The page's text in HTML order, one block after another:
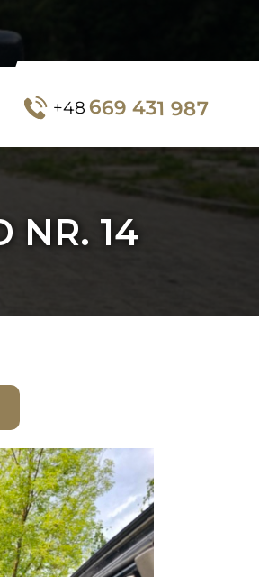
+48669 431 987
NR. 14